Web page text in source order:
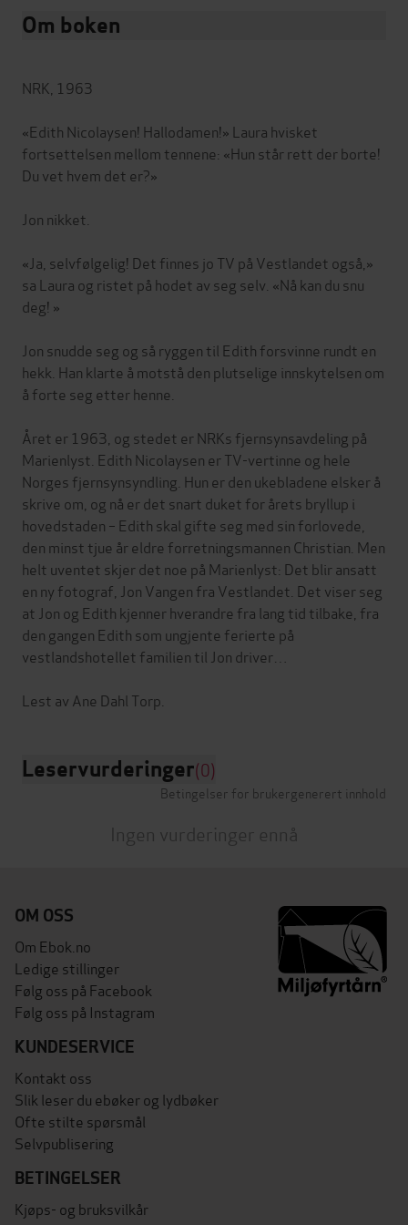
Om boken
NRK, 1963
«Edith Nicolaysen! Hallodamen!» Laura hvisket
fortsettelsen mellom tennene: «Hun står rett der borte!
Du vet hvem det er?»
Jon nikket.
«Ja, selvfølgelig! Det finnes jo TV på Vestlandet også,»
sa Laura og ristet på hodet av seg selv. «Nå kan du snu
deg! »
Jon snudde seg og så ryggen til Edith forsvinne rundt en
hekk. Han klarte å motstå den plutselige innskytelsen om
å forte seg etter henne.
Året er 1963, og stedet er NRKs fjernsynsavdeling på
Marienlyst. Edith Nicolaysen er TV-vertinne og hele
Norges fjernsynsyndling. Hun er den ukebladene elsker å
skrive om, og nå er det snart duket for årets bryllup i
hovedstaden – Edith skal gifte seg med sin forlovede,
den minst tjue år eldre forretningsmannen Christian. Men
helt uventet skjer det noe på Marienlyst: Det blir ansatt
en ny fotograf, Jon Vangen fra Vestlandet. Det viser seg
at Jon og Edith kjenner hverandre fra lang tid tilbake, fra
den gangen Edith som ungjente ferierte på
vestlandshotellet familien til Jon driver…
Leservurderinger(0)
Betingelser for brukergenerert innhold
Ingen vurderinger ennå
OM OSS
Om Ebok.no
Ledige stillinger
Følg oss på Facebook
Følg oss på Instagram
KUNDESERVICE
Kontakt oss
Slik leser du ebøker og lydbøker
Ofte stilte spørsmål
Selvpublisering
BETINGELSER
Kjøps- og bruksvilkår